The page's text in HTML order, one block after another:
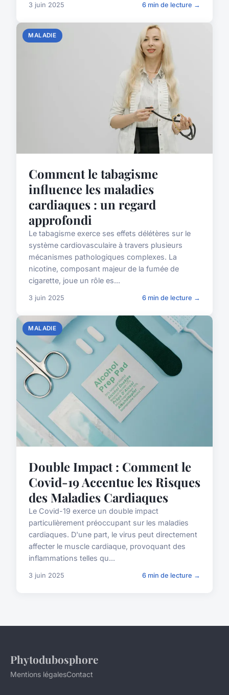
3 juin 2025 6 min de lecture →
MALADIE
Comment le tabagisme
influence les maladies
cardiaques : un regard
approfondi
Le tabagisme exerce ses effets délétères sur le
système cardiovasculaire à travers plusieurs
mécanismes pathologiques complexes. La
nicotine, composant majeur de la fumée de
cigarette, joue un rôle es...
3 juin 2025 6 min de lecture →
MALADIE
Double Impact : Comment le
Covid-19 Accentue les Risques
des Maladies Cardiaques
Le Covid-19 exerce un double impact
particulièrement préoccupant sur les maladies
cardiaques. D'une part, le virus peut directement
affecter le muscle cardiaque, provoquant des
inflammations telles qu...
3 juin 2025 6 min de lecture →
Phytodubosphore
Mentions légalesContact